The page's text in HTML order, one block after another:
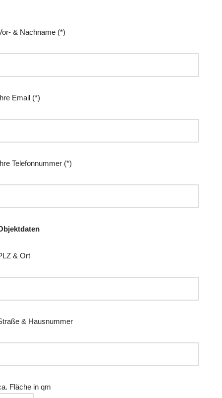
& Nachname (*)
Email (*)
Telefonnummer (*)
& Ort
& Hausnummer
Fläche in qm